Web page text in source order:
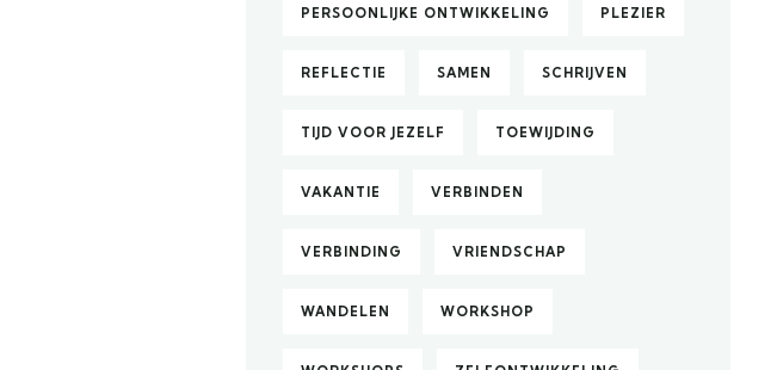
PERSOONLIJKE ONTWIKKELING PLEZIER
REFLECTIE SAMEN SCHRIJVEN
TIJD VOOR JEZELF TOEWIJDING
VAKANTIE VERBINDEN
VERBINDING VRIENDSCHAP
WANDELEN WORKSHOP